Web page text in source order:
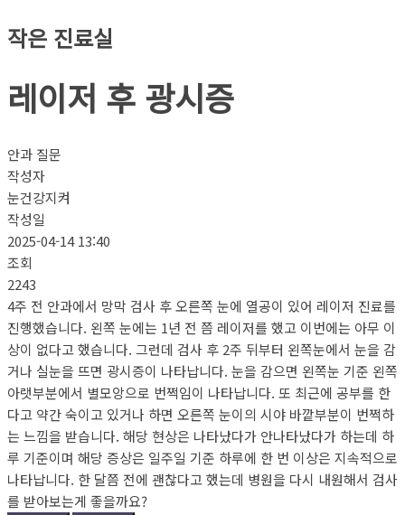
작은 진료실
레이저 후 광시증
안과 질문
작성자
눈건강지켜
작성일
2025-04-14 13:40
조회
2243
4주 전 안과에서 망막 검사 후 오른쪽 눈에 열공이 있어 레이저 진료를
진행했습니다. 왼쪽 눈에는 1년 전 쯤 레이저를 했고 이번에는 아무 이
상이 없다고 했습니다. 그런데 검사 후 2주 뒤부터 왼쪽눈에서 눈을 감
거나 실눈을 뜨면 광시증이 나타납니다. 눈을 감으면 왼쪽눈 기준 왼쪽
아랫부분에서 별모앙으로 번쩍임이 나타납니다. 또 최근에 공부를 한
다고 약간 숙이고 있거나 하면 오른쪽 눈이의 시야 바깥부분이 번쩍하
는 느낌을 받습니다. 해당 현상은 나타났다가 안나타났다가 하는데 하
루 기준이며 해당 증상은 일주일 기준 하루에 한 번 이상은 지속적으로
나타납니다. 한 달쯤 전에 괜찮다고 했는데 병원을 다시 내원해서 검사
를 받아보는게 좋을까요?